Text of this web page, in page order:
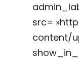
src=
content/